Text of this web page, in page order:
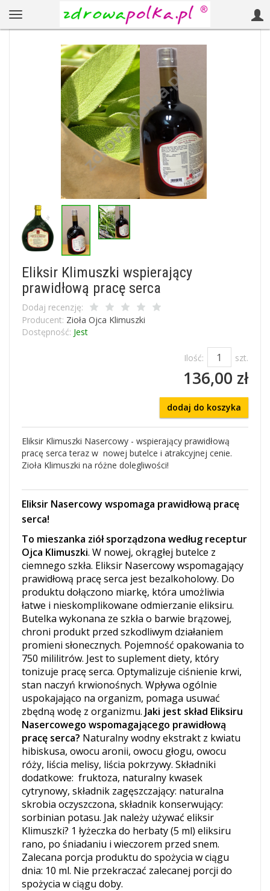
Eliksir Klimuszki wspierający
prawidłową pracę serca
Dodaj recenzję:
Producent: Zioła Ojca Klimuszki
Dostępność: Jest
Ilość: szt.
136,00 zł
dodaj do koszyka
Eliksir Klimuszki Nasercowy - wspierający prawidłową
pracę serca teraz w nowej butelce i atrakcyjnej cenie.
Zioła Klimuszki na różne dolegliwości!
Eliksir Nasercowy wspomaga prawidłową pracę
serca!
To mieszanka ziół sporządzona według receptur
Ojca Klimuszki. W nowej, okrągłej butelce z
ciemnego szkła. Eliksir Nasercowy wspomagający
prawidłową pracę serca jest bezalkoholowy. Do
produktu dołączono miarkę, która umożliwia
łatwe i nieskomplikowane odmierzanie eliksiru.
Butelka wykonana ze szkła o barwie brązowej,
chroni produkt przed szkodliwym działaniem
promieni słonecznych. Pojemność opakowania to
750 mililitrów. Jest to suplement diety, który
tonizuje pracę serca. Optymalizuje ciśnienie krwi,
stan naczyń krwionośnych. Wpływa ogólnie
uspokajająco na organizm, pomaga usuwać
zbędną wodę z organizmu. Jaki jest skład Eliksiru
Nasercowego wspomagającego prawidłową
pracę serca? Naturalny wodny ekstrakt z kwiatu
hibiskusa, owocu aronii, owocu głogu, owocu
róży, liścia melisy, liścia pokrzywy. Składniki
dodatkowe: fruktoza, naturalny kwasek
cytrynowy, składnik zagęszczający: naturalna
skrobia oczyszczona, składnik konserwujący:
sorbinian potasu. Jak należy używać eliksir
Klimuszki? 1 łyżeczka do herbaty (5 ml) eliksiru
rano, po śniadaniu i wieczorem przed snem.
Zalecana porcja produktu do spożycia w ciągu
dnia: 10 ml. Nie przekraczać zalecanej porcji do
spożycia w ciągu doby.